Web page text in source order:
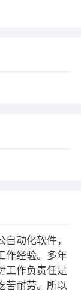
动化软件，
作经验。多年
工作负责任是
苦耐劳。所以